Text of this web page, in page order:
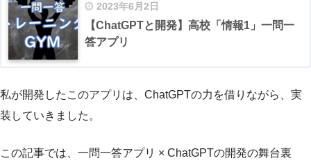
2023年6月2日
【ChatGPTと開発】高校「情報1」一問一
答アプリ
私が開発したこのアプリは、ChatGPTの力を借りながら、実
装していきました。
この記事では、一問一答アプリ × ChatGPTの開発の舞台裏